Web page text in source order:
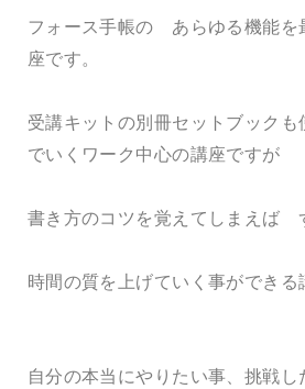
フォース手帳の あらゆる機能を
座です。
受講キットの別冊セットブックも
でいくワーク中心の講座ですが
書き方のコツを覚えてしまえば
時間の質を上げていく事ができる
自分の本当にやりたい事、挑戦